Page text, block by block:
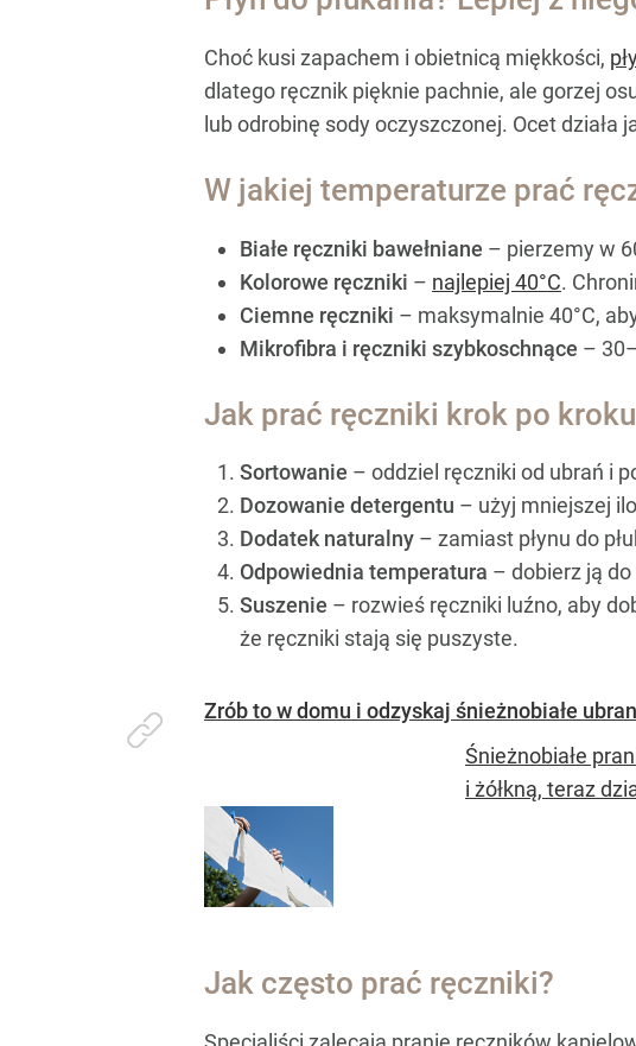
Choć kusi zapachem i obietnicą miękkości,
dlatego ręcznik pięknie pachnie, ale gorzej
lub odrobinę sody oczyszczonej. Ocet
W jakiej temperaturze prać
Białe ręczniki bawełniane – pierzemy w
Kolorowe ręczniki – najlepiej 40°C.
Ciemne ręczniki – maksymalnie 40°C,
Mikrofibra i ręczniki szybkoschnące –
Jak prać ręczniki krok po
Sortowanie – oddziel ręczniki od ubrań i
Dozowanie detergentu – użyj mniejszej
Dodatek naturalny – zamiast płynu do
Odpowiednia temperatura – dobierz ją
Suszenie – rozwieś ręczniki luźno, aby
że ręczniki stają się puszyste.
Zrób to w domu i odzyskaj śnieżnobiałe
Śnieżnobiałe
i żółkną, teraz
Jak często prać ręczniki?